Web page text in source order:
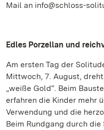
Mail an info@schloss-
Edles Porzellan und
Am ersten Tag der
Mittwoch, 7. August,
„weiße Gold“. Beim
erfahren die Kinder mehr
Verwendung und die
Beim Rundgang durch